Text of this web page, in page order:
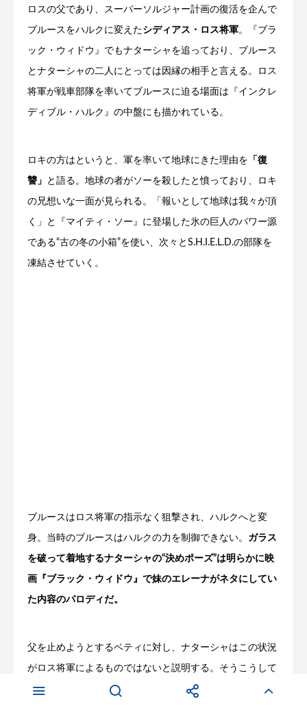
ロスの父であり、スーパーソルジャー計画の復活を企んで
ブルースをハルクに変えたシディアス・ロス将軍。『ブラ
ック・ウィドウ』でもナターシャを追っており、ブルース
とナターシャの二人にとっては因縁の相手と言える。ロス
将軍が戦車部隊を率いてブルースに迫る場面は『インクレ
ディブル・ハルク』の中盤にも描かれている。
ロキの方はというと、軍を率いて地球にきた理由を 「復
讐」 と語る。地球の者がソーを殺したと憤っており、ロキ
の兄想いな一面が見られる。「報いとして地球は我々が頂
く」と『マイティ・ソー』に登場した氷の巨人のパワー源
である“古の冬の小箱”を使い、次々とS.H.I.E.L.D.の部隊を
凍結させていく。
ブルースはロス将軍の指示なく狙撃され、ハルクへと変
身。当時のブルースはハルクの力を制御できない。 ガラス
を破って着地するナターシャの“決めポーズ”は明らかに映
画『ブラック・ウィドウ』で妹のエレーナがネタにしてい
た内容のパロディだ。
父を止めようとするベティに対し、ナターシャはこの状況
がロス将軍によるものではないと説明する。そうこうして
いるとハルクの身体は膨れ上がり、ブルースは消滅してし